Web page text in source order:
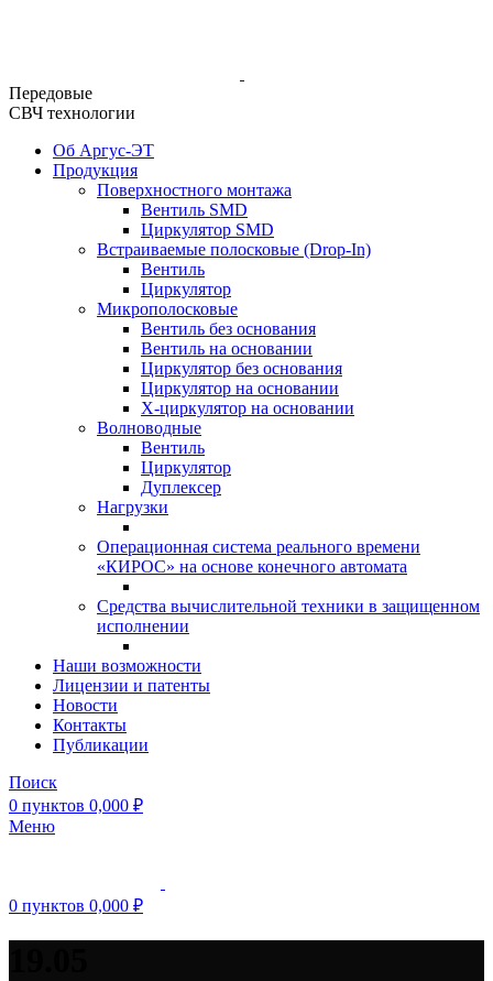
Передовые
СВЧ технологии
Об Аргус-ЭТ
Продукция
Поверхностного монтажа
Вентиль SMD
Циркулятор SMD
Встраиваемые полосковые (Drop-In)
Вентиль
Циркулятор
Микрополосковые
Вентиль без основания
Вентиль на основании
Циркулятор без основания
Циркулятор на основании
Х-циркулятор на основании
Волноводные
Вентиль
Циркулятор
Дуплексер
Нагрузки
Операционная система реального времени
«КИРОС» на основе конечного автомата
Средства вычислительной техники в защищенном
исполнении
Наши возможности
Лицензии и патенты
Новости
Контакты
Публикации
Поиск
0 пунктов 0,000 ₽
Меню
0 пунктов 0,000 ₽